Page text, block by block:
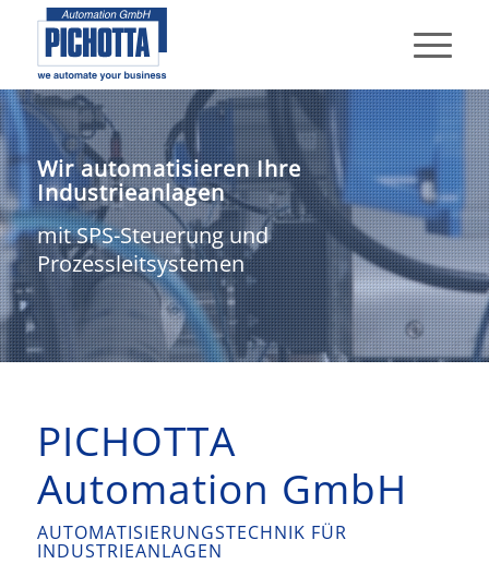
Wir automatisieren Ihre
Industrieanlagen
mit SPS-Steuerung und
Prozessleitsystemen
PICHOTTA
Automation GmbH
AUTOMATISIERUNGSTECHNIK FÜR
INDUSTRIEANLAGEN